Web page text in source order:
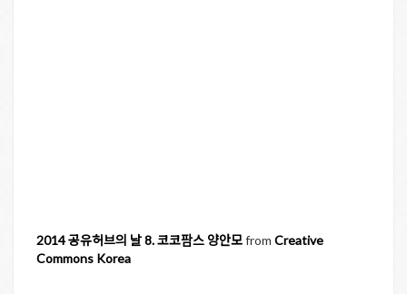
2014 공유허브의 날 8. 코코팜스 양안모from Creative
Commons Korea